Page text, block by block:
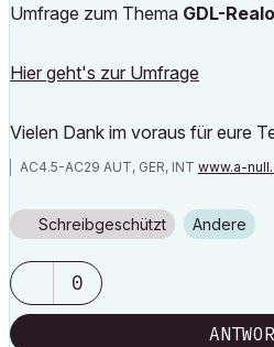
Umfrage zum Thema GDL-
Hier geht's zur Umfrage
Vielen Dank im voraus für eure
AC4.5-AC29 AUT, GER, INT www.a-
Schreibgeschützt Andere
0